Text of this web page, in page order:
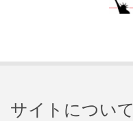
サイトについて